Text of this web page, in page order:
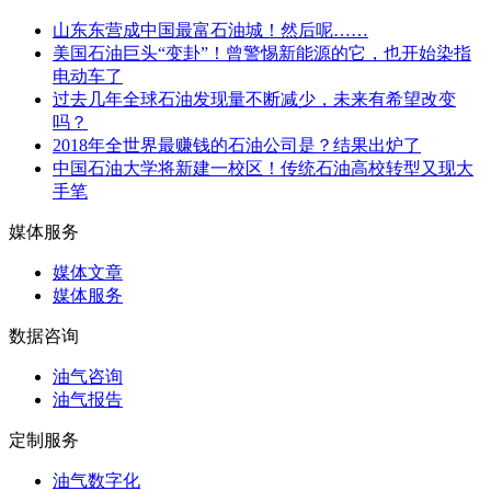
山东东营成中国最富石油城！然后呢……
美国石油巨头“变卦”！曾警惕新能源的它，也开始染指
电动车了
过去几年全球石油发现量不断减少，未来有希望改变
吗？
2018年全世界最赚钱的石油公司是？结果出炉了
中国石油大学将新建一校区！传统石油高校转型又现大
手笔
媒体服务
媒体文章
媒体服务
数据咨询
油气咨询
油气报告
定制服务
油气数字化